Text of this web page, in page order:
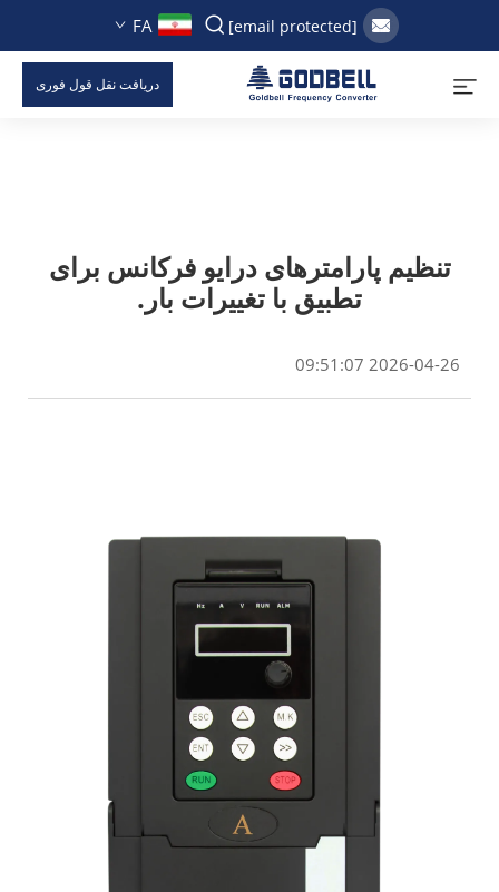
[email protected]
FA
دریافت نقل قول فوری
تنظیم پارامترهای درایو فرکانس برای
تطبیق با تغییرات بار.
2026-04-26 09:51:07